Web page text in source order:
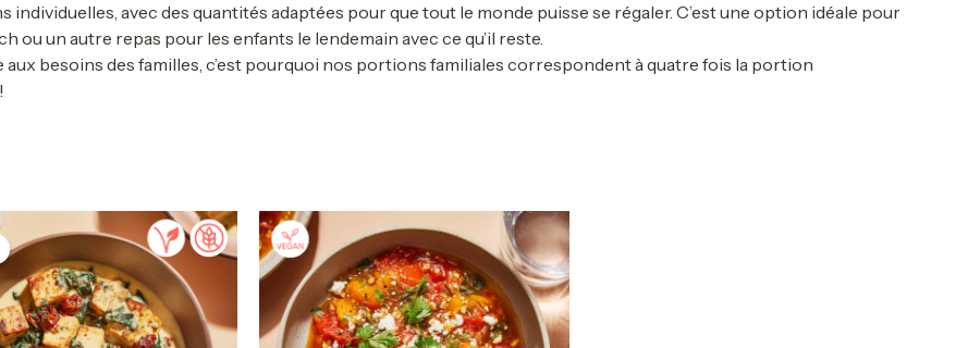
avec des quantités adaptées pour que tout le monde puisse se régaler. C’est une option idéale pour
ou un autre repas pour les enfants le lendemain avec ce qu’il reste.
besoins des familles, c’est pourquoi nos portions familiales correspondent à quatre fois la portion
range:
15.90$
through
65.90$
product
has
multiple
variants.
range:
13.90$
through
51.90$
product
has
multiple
variants.